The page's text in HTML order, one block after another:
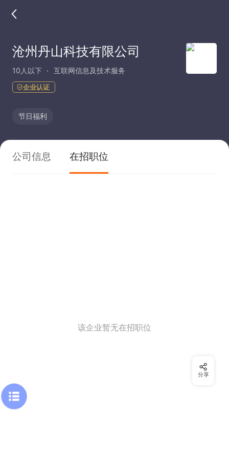
沧州丹山科技有限公司
10人以下 互联网信息及技术服务
企业认证
节日福利
公司信息 在招职位
该企业暂无在招职位
分享